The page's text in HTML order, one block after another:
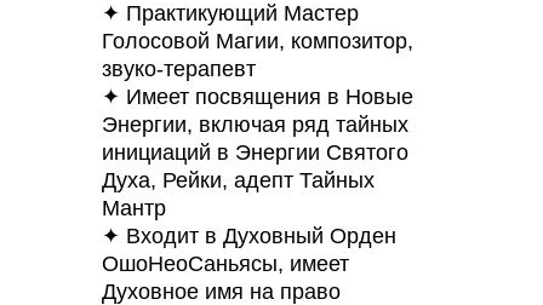
✦ Практикующий Мастер
Голосовой Магии, композитор,
звуко-терапевт
✦ Имеет посвящения в Новые
Энергии, включая ряд тайных
инициаций в Энергии Святого
Духа, Рейки, адепт Тайных
Мантр
✦ Входит в Духовный Орден
ОшоНеоСаньясы, имеет
Духовное имя на право